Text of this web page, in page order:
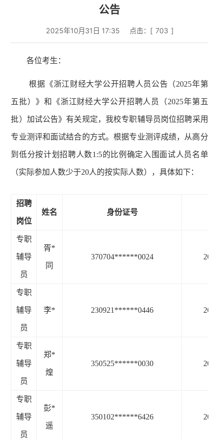
公告
2025年10月31日 17:35 点击：[ 703 ]
各位考生：
根据《浙江财经大学公开招聘人员公告（2025年第
五批）》 和《浙江财经大学公开招聘人员（2025年第五
批）加试公告》有关规定，我校专职辅导员岗位招聘采用
专业测评和面试结合的方式。根据专业测评成绩，从高分
到低分按计划招聘人数1 :5的比例确定入围面试人员名单
（实际参加 人数少于20人的按实际人数），具体如下：
招聘
岗位
姓名 身份证号
专职
辅导
员
胥*
同
370704******0024
专职
辅导
员
李* 230921******0446
专职
辅导
员
郑*
煌
350525******0030
专职
辅导
员
彭*
遥
350102******6426